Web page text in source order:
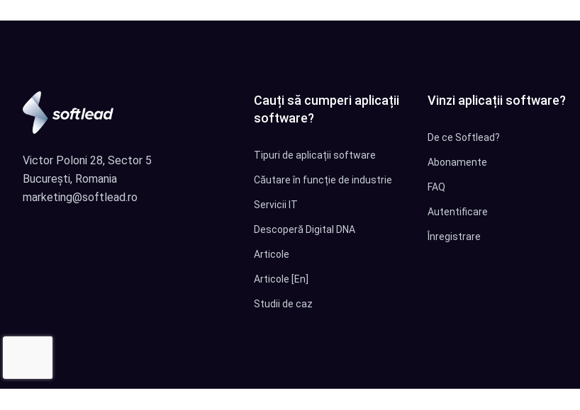
Victor Poloni 28, Sector 5
București, Romania
marketing@softlead.ro
Cauți să cumperi aplicații
software?
Tipuri de aplicații software
Căutare în funcție de industrie
Servicii IT
Descoperă Digital DNA
Articole
Articole [En]
Studii de caz
Vinzi aplicații software?
De ce Softlead?
Abonamente
FAQ
Autentificare
Înregistrare